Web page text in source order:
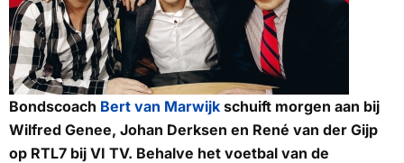
Bondscoach Bert van Marwijk schuift morgen aan bij
Wilfred Genee, Johan Derksen en René van der Gijp
op RTL7 bij VI TV. Behalve het voetbal van de